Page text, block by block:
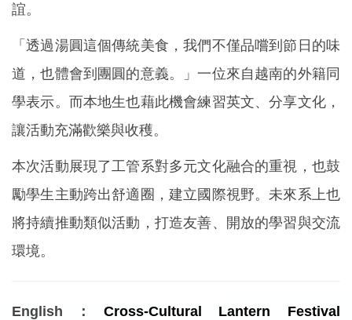
誼。
「透過湯圓這個傳統美食，我們不僅品嚐到節日的味
道，也體會到團圓的意義。」一位來自越南的外籍同
學表示。而本地生也藉此機會練習英文、分享文化，
讓活動充滿歡樂與收穫。
本次活動展現了工管系對多元文化融合的重視，也鼓
勵學生主動跨出舒適圈，建立國際視野。未來系上也
將持續推動類似活動，打造友善、開放的學習與交流
環境。
English： Cross-Cultural Lantern Festival